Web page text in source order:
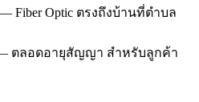
— Fiber Optic ตรงถึงบ้านที่ตำบล
ตลอดอายุสัญญา สำหรับลูกค้า